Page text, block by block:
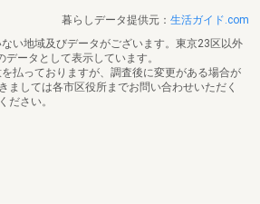
暮らしデータ提供元： 生活ガイド.com
い地域及びデータがございます。東京23区以外
ータとして表示しています。
払っておりますが、調査後に変更がある場合が
ましては各市区役所までお問い合わせいただく
ださい。